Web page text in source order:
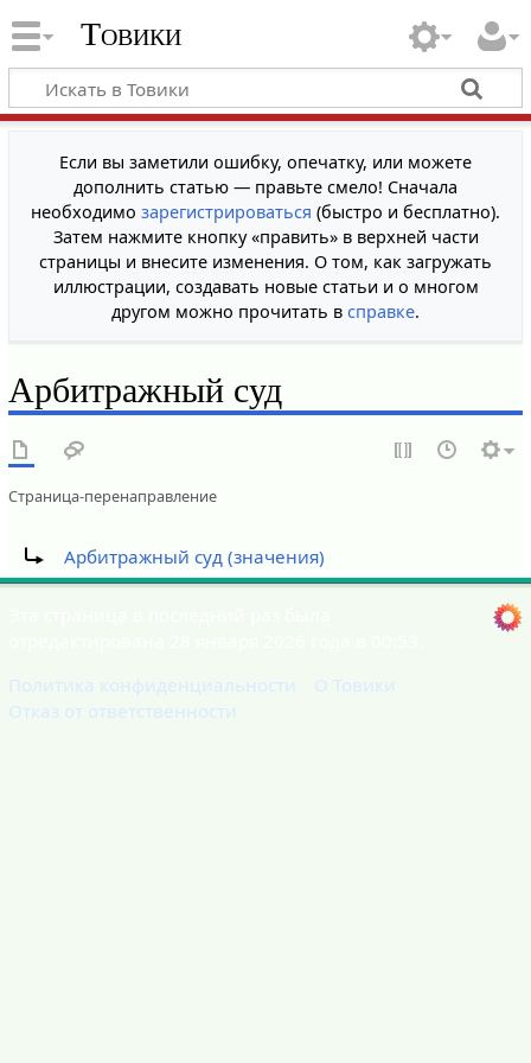
Товики
Если вы заметили ошибку, опечатку, или можете
дополнить статью — правьте смело! Сначала
необходимо зарегистрироваться (быстро и бесплатно).
Затем нажмите кнопку «править» в верхней части
страницы и внесите изменения. О том, как загружать
иллюстрации, создавать новые статьи и о многом
другом можно прочитать в справке.
Арбитражный суд
Страница-перенаправление
Арбитражный суд (значения)